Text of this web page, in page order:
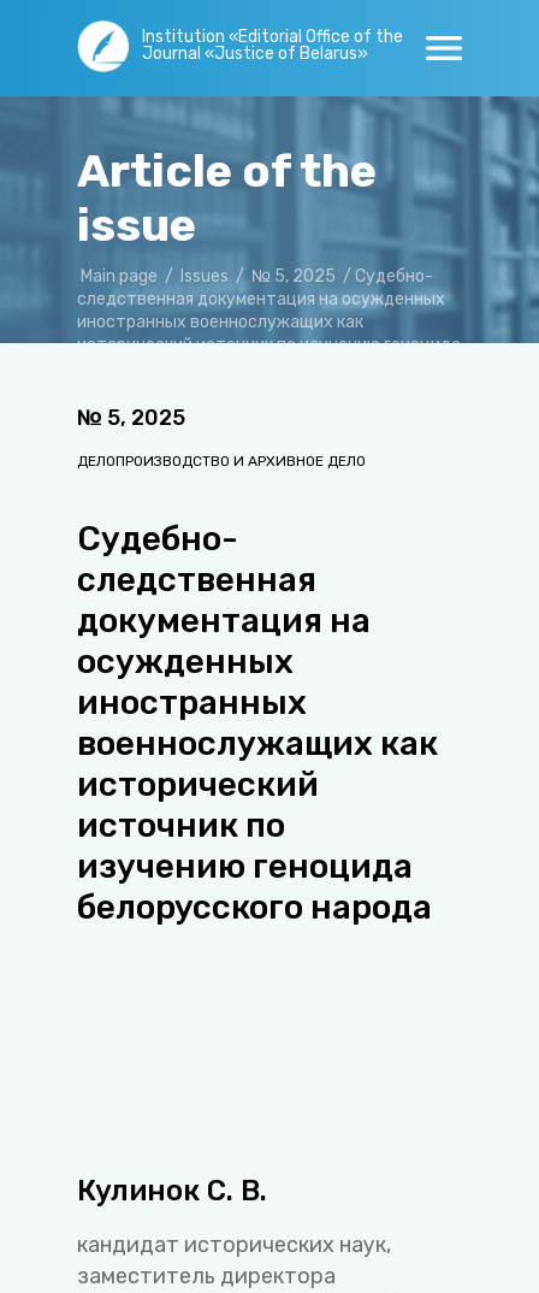
Institution «Editorial Office of the
Journal «Justice of Belarus»
Article of the
issue
Main page / Issues / № 5, 2025 / Судебно-
следственная документация на осужденных
иностранных военнослужащих как
исторический источник по изучению геноцида
№ 5, 2025
ДЕЛОПРОИЗВОДСТВО И АРХИВНОЕ ДЕЛО
Судебно-
следственная
документация на
осужденных
иностранных
военнослужащих как
исторический
источник по
изучению геноцида
белорусского народа
Кулинок С. В.
кандидат исторических наук,
заместитель директора